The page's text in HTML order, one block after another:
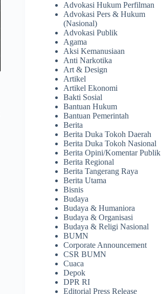
Advokasi Hukum Perfilman
Advokasi Pers & Hukum
(Nasional)
Advokasi Publik
Agama
Aksi Kemanusiaan
Anti Narkotika
Art & Design
Artikel
Artikel Ekonomi
Bakti Sosial
Bantuan Hukum
Bantuan Pemerintah
Berita
Berita Duka Tokoh Daerah
Berita Duka Tokoh Nasional
Berita Opini/Komentar Publik
Berita Regional
Berita Tangerang Raya
Berita Utama
Bisnis
Budaya
Budaya & Humaniora
Budaya & Organisasi
Budaya & Religi Nasional
BUMN
Corporate Announcement
CSR BUMN
Cuaca
Depok
DPR RI
Editorial Press Release